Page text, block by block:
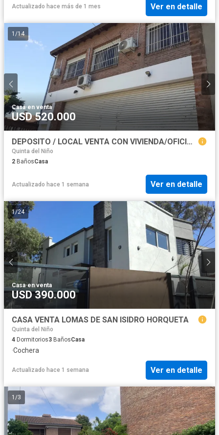
Actualizado hace más de 1 mes Ver en detalle
1 /14
Casa·en venta
USD 520.000
DEPOSITO / LOCAL VENTA CON VIVIENDA/OFICINA LOMAS DE SAN ISIDRO
Quinta del Niño
2 BañosCasa
Actualizado hace 1 semana Ver en detalle
1/24
Casa·en venta
USD 390.000
CASA VENTA LOMAS DE SAN ISIDRO HORQUETA
Quinta del Niño
4 Dormitorios3 BañosCasa
·Cochera
Actualizado hace 1 semana Ver en detalle
1 /3